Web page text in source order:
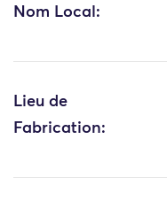
Nom Local:
Lieu de
Fabrication: